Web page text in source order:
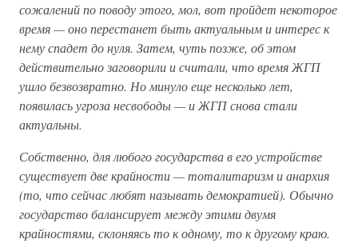
сожалений по поводу этого, мол, вот пройдет некоторое
время — оно перестанет быть актуальным и интерес к
нему спадет до нуля. Затем, чуть позже, об этом
действительно заговорили и считали, что время ЖГП
ушло безвозвратно. Но минуло еще несколько лет,
появилась угроза несвободы — и ЖГП снова стали
актуальны.
Собственно, для любого государства в его устройстве
существует две крайности — тоталитаризм и анархия
(то, что сейчас любят называть демократией). Обычно
государство балансирует между этими двумя
крайностями, склоняясь то к одному, то к другому краю.